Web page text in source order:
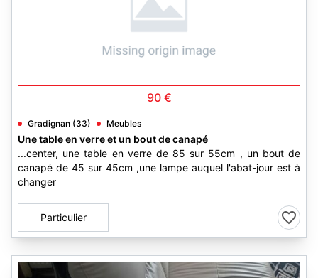
90 €
Gradignan (33) Meubles
Une table en verre et un bout de canapé
...center, une table en verre de 85 sur 55cm , un bout de
canapé de 45 sur 45cm ,une lampe auquel l'abat-jour est à
changer
Particulier